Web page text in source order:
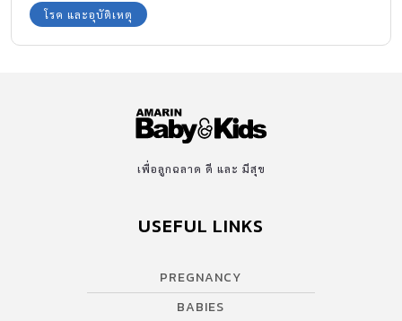
โรค และอุบัติเหตุ
เพื่อลูกฉลาด ดี และ มีสุข
USEFUL LINKS
PREGNANCY
BABIES